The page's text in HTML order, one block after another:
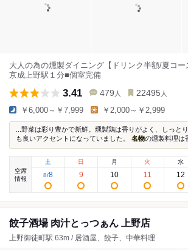
大人の為の燻製ダイニング【ドリンク半額/夏コ
京成上野駅１分■個室完備
3.41 479 人 22495 人
￥6,000～￥7,999 ￥2,000～￥2,999
...野菜は彩り豊かで新鮮。燻製鶏は香りがよく、しっと
も良いアクセントになっていました。 名物の燻製料理は
空席
情報
土
8/8
日
9
月
10
火
11
水
12
餃子酒場 肉汁とっつぁん 上野店
上野御徒町駅 63m / 居酒屋、餃子、中華料理